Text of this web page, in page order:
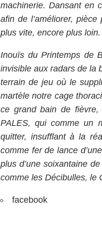
machinerie. Dansant en
afin de l’améliorer,
plus vite, encore plus loin.
Inouïs du Printemps de
invisible aux radars de la
terrain de jeu où le
martèle notre cage
ce grand bain de fièvre,
PALES, qui comme un
quitter, insufflant à la
comme fer de lance
plus d’une soixantaine
comme les Décibulles, le
facebook